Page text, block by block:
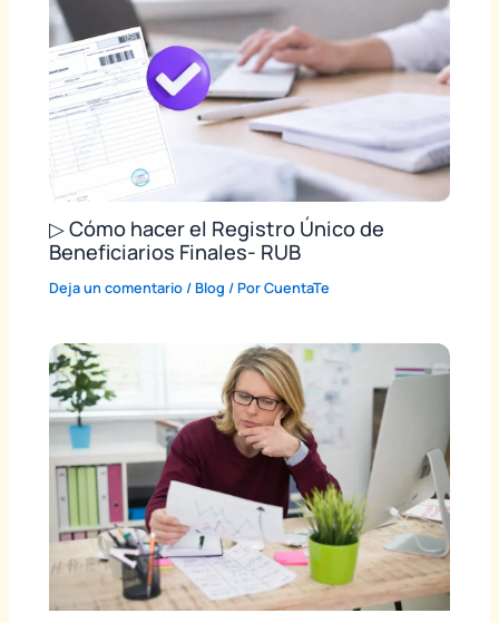
▷ Cómo hacer el Registro Único de
Beneficiarios Finales- RUB
Deja un comentario/Blog / PorCuentaTe